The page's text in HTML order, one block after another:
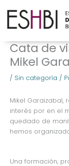
contenido
Cata de
Mikel
/ Sin categoría /
Mikel Garaizabal,
interés por en el
quedado de
hemos
Una formación,